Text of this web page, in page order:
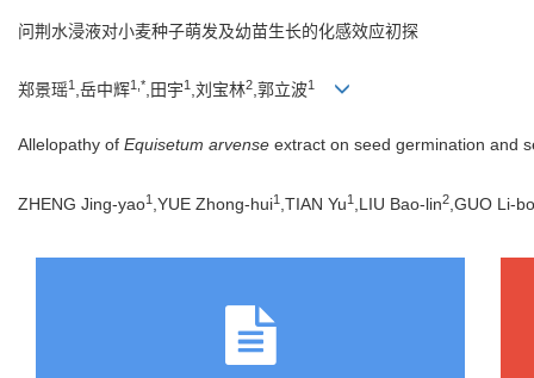
问荆水浸液对小麦种子萌发及幼苗生长的化感效应初探
郑景瑶1 ,岳中辉1,*,田宇1 ,刘宝林2,郭立波1
Allelopathy of Equisetum arvense extract on seed germination and
ZHENG Jing-yao1 ,YUE Zhong-hui1 ,TIAN Yu1 ,LIU Bao-lin2 ,GUO Li-bo